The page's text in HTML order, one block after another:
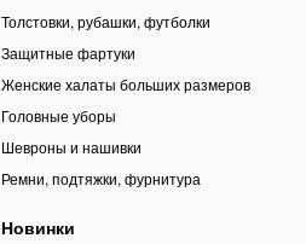
Толстовки, рубашки, футболки
Защитные фартуки
Женские халаты больших размеров
Головные уборы
Шевроны и нашивки
Ремни, подтяжки, фурнитура
Новинки